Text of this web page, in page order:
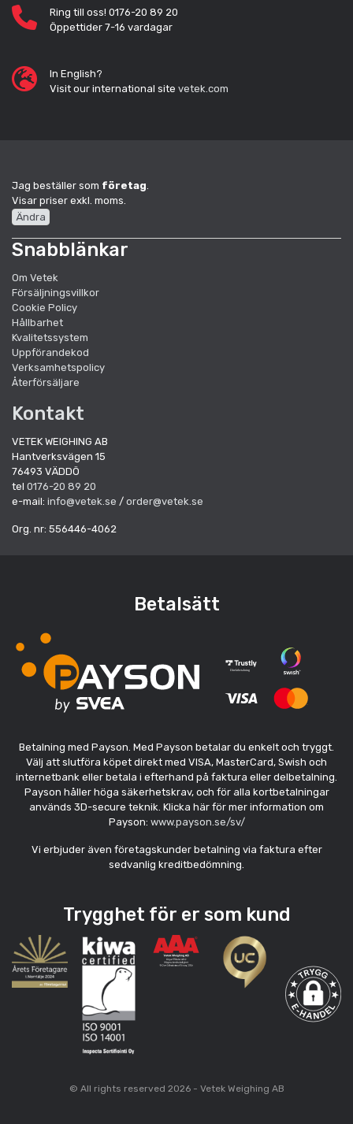
Ring till oss! 0176-20 89 20
Öppettider 7-16 vardagar
In English?
Visit our international site vetek.com
Jag beställer som företag.
Visar priser exkl. moms.
Ändra
Snabblänkar
Om Vetek
Försäljningsvillkor
Cookie Policy
Hållbarhet
Kvalitetssystem
Uppförandekod
Verksamhetspolicy
Återförsäljare
Kontakt
VETEK WEIGHING AB
Hantverksvägen 15
76493 VÄDDÖ
tel 0176-20 89 20
e-mail: info@vetek.se / order@vetek.se
Org. nr: 556446-4062
Betalsätt
Betalning med Payson. Med Payson betalar du enkelt och tryggt.
Välj att slutföra köpet direkt med VISA, MasterCard, Swish och
internetbank eller betala i efterhand på faktura eller delbetalning.
Payson håller höga säkerhetskrav, och för alla kortbetalningar
används 3D-secure teknik. Klicka här för mer information om
Payson: www.payson.se/sv/
Vi erbjuder även företagskunder betalning via faktura efter
sedvanlig kreditbedömning.
Trygghet för er som kund
© All rights reserved 2026 - Vetek Weighing AB